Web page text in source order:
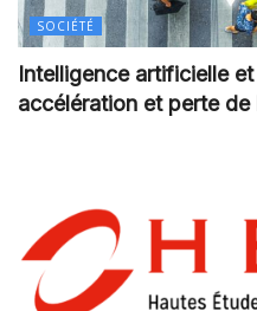
SOCIÉTÉ
Intelligence artificielle
accélération et perte de